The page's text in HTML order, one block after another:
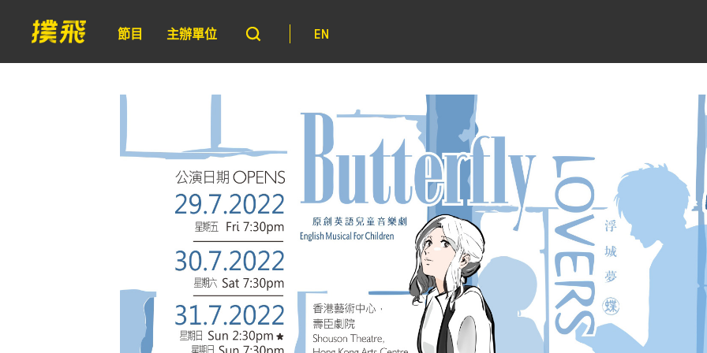
節目 主辦單位 EN